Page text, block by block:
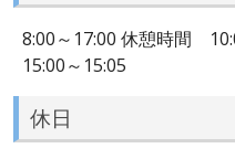
8:00～17:00 休憩時間
15:00～15:05
休日